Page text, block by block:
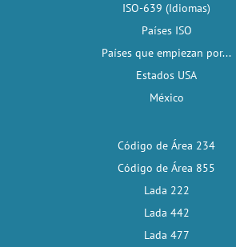
ISO-639 (Idiomas)
Países ISO
Países que empiezan por...
Estados USA
México
Código de Área 234
Código de Área 855
Lada 222
Lada 442
Lada 477